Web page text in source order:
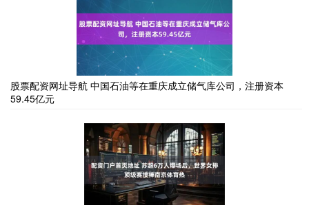
股票配资网址导航 中国石油等在重庆成立储气库公司，注册资本
59.45亿元